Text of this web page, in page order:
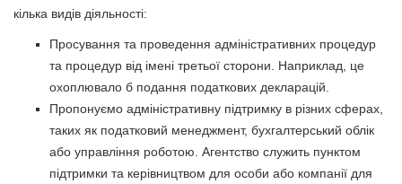
кілька видів діяльності:
Просування та проведення адміністративних процедур
та процедур від імені третьої сторони. Наприклад, це
охоплювало б подання податкових декларацій.
Пропонуємо адміністративну підтримку в різних сферах,
таких як податковий менеджмент, бухгалтерський облік
або управління роботою. Агентство служить пунктом
підтримки та керівництвом для особи або компанії для